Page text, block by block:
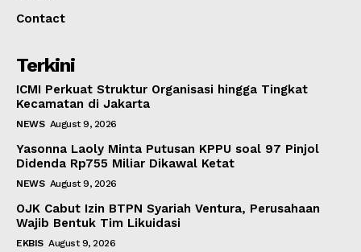
Contact
Terkini
ICMI Perkuat Struktur Organisasi hingga Tingkat
Kecamatan di Jakarta
NEWS August 9, 2026
Yasonna Laoly Minta Putusan KPPU soal 97 Pinjol
Didenda Rp755 Miliar Dikawal Ketat
NEWS August 9, 2026
OJK Cabut Izin BTPN Syariah Ventura, Perusahaan
Wajib Bentuk Tim Likuidasi
EKBIS August 9, 2026